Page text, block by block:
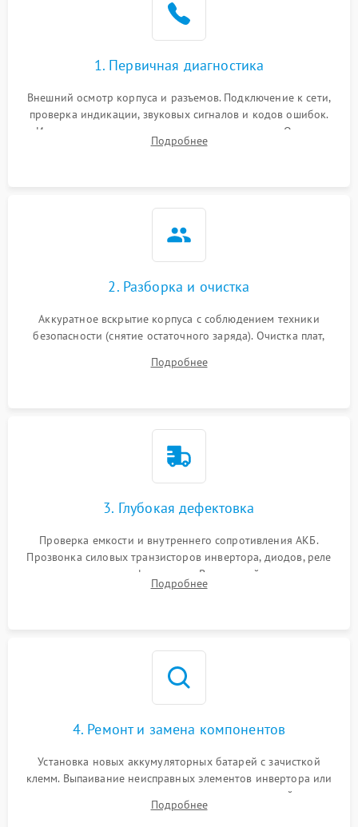
1. Первичная диагностика
Внешний осмотр корпуса и разъемов. Подключение к сети,
проверка индикации, звуковых сигналов и кодов ошибок.
Измерение входного и выходного напряжения. Оценка
реакции ИБП на отключение основного питания без
Подробнее
2. Разборка и очистка
Аккуратное вскрытие корпуса с соблюдением техники
безопасности (снятие остаточного заряда). Очистка плат,
и кистей для предотвращения перегрева и замыканий.
Подробнее
3. Глубокая дефектовка
Проверка емкости и внутреннего сопротивления АКБ.
Прозвонка силовых транзисторов инвертора, диодов, реле
переключения и трансформатора. Визуальный поиск вздутых
конденсаторов и прогаров на печатной плате.
Подробнее
4. Ремонт и замена компонентов
Установка новых аккумуляторных батарей с зачисткой
клемм. Выпаивание неисправных элементов инвертора или
цепи зарядки и монтаж новых радиодеталей.
Восстановление поврежденных токоведущих дорожек и
Подробнее